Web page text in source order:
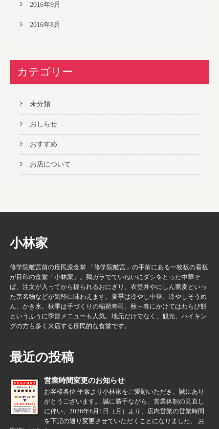
2016年9月
2016年8月
カテゴリー
未分類
おしらせ
おすすめ
お店について
小林家
修学院離宮前の庶民派食堂 「修学院離宮」の手前にある一枚板の看板
が目印の食堂「小林家」。鶏ガラでていねいにダシをとった中華そ
ば、注文が入ってから握られるおにぎり、衣笠丼やにしん蕎麦といっ
た京名物などが気軽に味わえます。夏季は冷やし中華、冷やしそうめ
ん、かき氷。秋季は手づくりの稲荷寿司。秋～春にかけてはわらび餅
というふうに季節メニューも人気。地元だけでなく、観光、ハイキン
グの方も多く来店する庶民的な食堂です。
最近の投稿
営業時間変更のお知らせ
お客様各位 平素より小林家をご愛顧いただき、誠にあり
がとうございます。 誠に勝手ながら、営業体制の見直し
に伴い、2026年6月1日（月）より、店内営業の営業時間
を下記の通り変更させていただくことになりました。 お